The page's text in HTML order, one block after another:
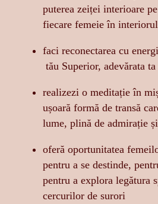
puterea zeiței interioare
fiecare femeie în
faci reconectarea cu
tău Superior, adevărata ta
realizezi o meditație în
ușoară formă de transă
lume, plină de admirație
oferă oportunitatea
pentru a se destinde,
pentru a explora legătura
cercurilor de surori